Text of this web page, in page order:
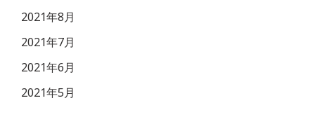
2021年8月
2021年7月
2021年6月
2021年5月